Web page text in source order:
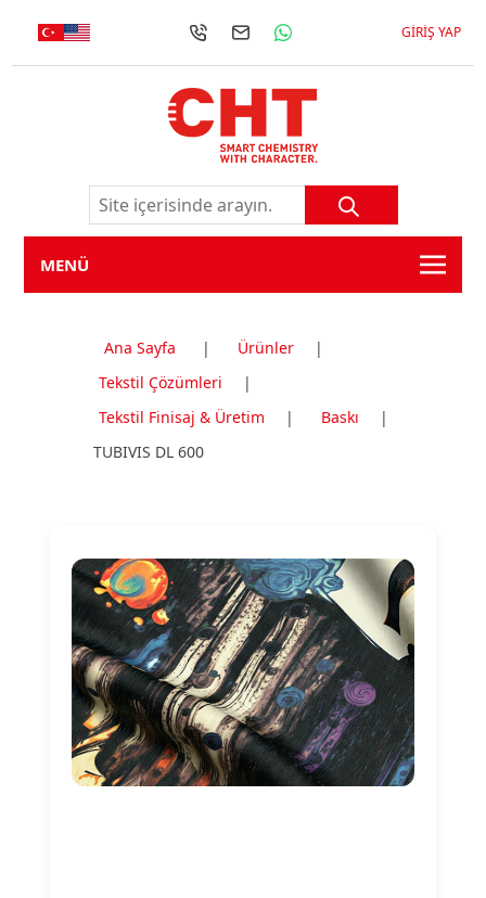
GIRIŞ YAP
MENÜ
Ana Sayfa | Ürünler
|
Tekstil Çözümleri
|
Tekstil Finisaj & Üretim
| Baskı
|
TUBIVIS DL 600